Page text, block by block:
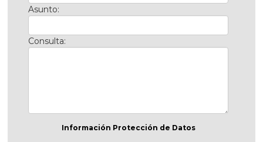
Asunto:
Consulta:
Información Protección de Datos